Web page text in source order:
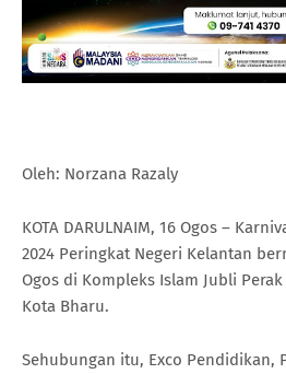
Oleh: Norzana Razaly
KOTA DARULNAIM, 16 Ogos –
2024 Peringkat Negeri Kelantan
Ogos di Kompleks Islam Jubli
Kota Bharu.
Sehubungan itu, Exco Pendidikan,